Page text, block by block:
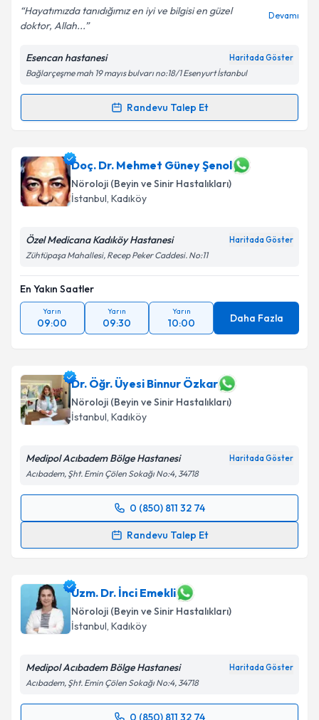
Hayatımızda tanıdığımız en iyi ve bilgisi en güzel
doktor, Allah...
Devamı
Esencan hastanesi Haritada Göster
Bağlarçeşme mah 19 mayıs bulvarı no:18/1 Esenyurt İstanbul
Randevu Talep Et
Randevu Takvimi Talebi
Uzm. Dr. Toghrul Mastanzedeiçin randevu takvimi
talebi oluşturun. Size bu uzmandan randevu almanız
için bir takvim hazırlandığında e-posta ile
bilgilendireceğiz.
Kişisel verilerimin işlenmesine ilişkinAydınlatma
'ni okudum ve kişisel verilerimin belirtilen
kapsamda işlenmesini kabul ediyorum.
Takvim Talebini Gönder
Doç. Dr. Mehmet Güney Şenol
Nöroloji (Beyin ve Sinir Hastalıkları)
İstanbul, Kadıköy
Özel Medicana Kadıköy Hastanesi Haritada Göster
Zühtüpaşa Mahallesi, Recep Peker Caddesi. No:11
En Yakın Saatler
Yarın
09:00
Yarın
09:30
Yarın
10:00 Daha Fazla
Dr. Öğr. Üyesi Binnur Özkar
Nöroloji (Beyin ve Sinir Hastalıkları)
İstanbul, Kadıköy
Medipol Acıbadem Bölge Hastanesi Haritada Göster
Acıbadem, Şht. Emin Çölen Sokağı No:4, 34718
0 (850) 811 32 74
Randevu Talep Et
Randevu Takvimi Talebi
için bir takvim hazırlandığında e-posta ile
bilgilendireceğiz.
E-posta Adresiniz
Kişisel verilerimin işlenmesine ilişkinAydınlatma
Uzm. Dr. İnci Emekli
Nöroloji (Beyin ve Sinir Hastalıkları)
İstanbul, Kadıköy
Medipol Acıbadem Bölge Hastanesi Haritada Göster
Acıbadem, Şht. Emin Çölen Sokağı No:4, 34718
0 (850) 811 32 74